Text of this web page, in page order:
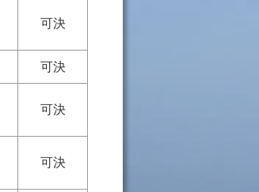
可決
可決
可決
可決